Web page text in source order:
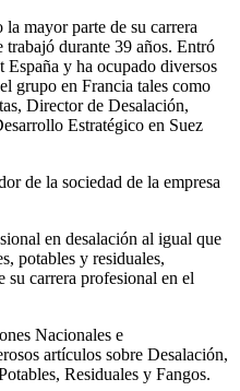
mayor parte de su carrera
durante 39 años. Entró
y ha ocupado diversos
grupo en Francia tales como
Director de Desalación,
Estratégico en Suez
de la sociedad de la empresa
en desalación al igual que
potables y residuales,
su carrera profesional en el
Nacionales e
artículos sobre Desalación,
Residuales y Fangos.